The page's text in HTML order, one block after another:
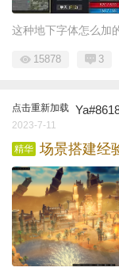
这种地下字体怎么加
15878 3
点击重新加载
2023-7-11
精华 场景搭建经